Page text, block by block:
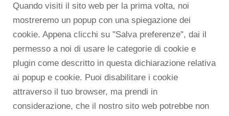
Quando visiti il sito web per la prima volta, noi
mostreremo un popup con una spiegazione dei
cookie. Appena clicchi su "Salva preferenze", dai il
permesso a noi di usare le categorie di cookie e
plugin come descritto in questa dichiarazione relativa
ai popup e cookie. Puoi disabilitare i cookie
attraverso il tuo browser, ma prendi in
considerazione, che il nostro sito web potrebbe non